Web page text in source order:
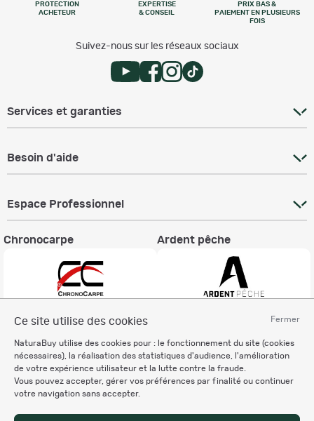
Fermer
Ce site utilise des cookies
NaturaBuy utilise des cookies pour : le fonctionnement du site (cookies
nécessaires), la réalisation des statistiques d'audience, l'amélioration
de votre expérience utilisateur et la lutte contre la fraude.
Vous pouvez accepter, gérer vos préférences par finalité ou continuer
votre navigation sans accepter.
PROTECTION
ACHETEUR
EXPERTISE
& CONSEIL
PRIX BAS &
PAIEMENT EN PLUSIEURS
FOIS
Suivez-nous sur les réseaux sociaux
Services et garanties
Besoin d'aide
Espace Professionnel
Chronocarpe Ardent pêche
Charte éthique
Mentions légales
Règlement & Conditions d'utilisation
Politique de protection
des données personnelles